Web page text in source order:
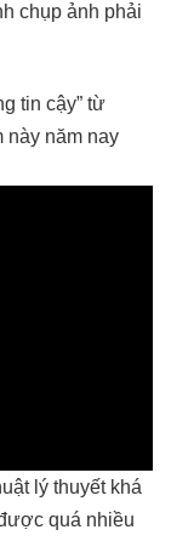
chụp ảnh phải
tin cậy” từ
này năm nay
lý thuyết khá
quá nhiều